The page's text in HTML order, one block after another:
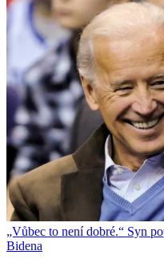
„Vůbec to není dobré.“ Syn
Bidena